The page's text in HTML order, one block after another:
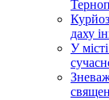
даху
У